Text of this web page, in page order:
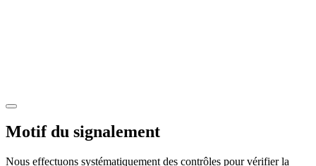
Motif du signalement
Nous effectuons systématiquement des contrôles pour vérifier la